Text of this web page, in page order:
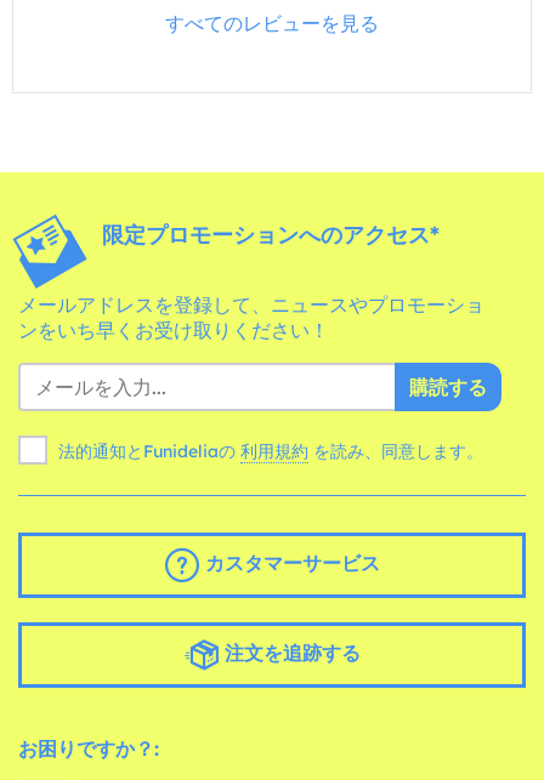
すべてのレビューを見る
限定プロモーションへのアクセス*
メールアドレスを登録して、ニュースやプロモーショ
ンをいち早くお受け取りください！
購読する
法的通知とFunideliaの 利用規約 を読み、同意します。
カスタマーサービス
注文を追跡する
お困りですか？: